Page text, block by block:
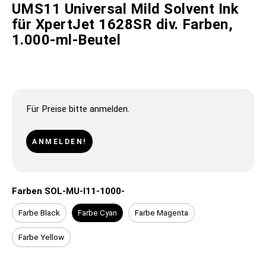
UMS11 Universal Mild Solvent Ink
für XpertJet 1628SR div. Farben,
1.000-ml-Beutel
Für Preise bitte anmelden.
ANMELDEN!
Farben SOL-MU-I11-1000-
Farbe Black Farbe Cyan Farbe Magenta
Farbe Yellow